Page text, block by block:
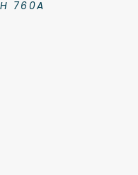
760A